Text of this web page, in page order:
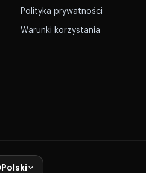
Polityka prywatności
Warunki korzystania
Polski